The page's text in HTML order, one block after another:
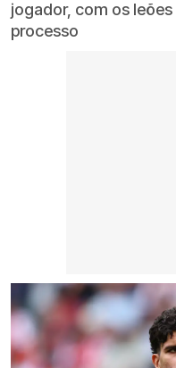
jogador, com os
processo